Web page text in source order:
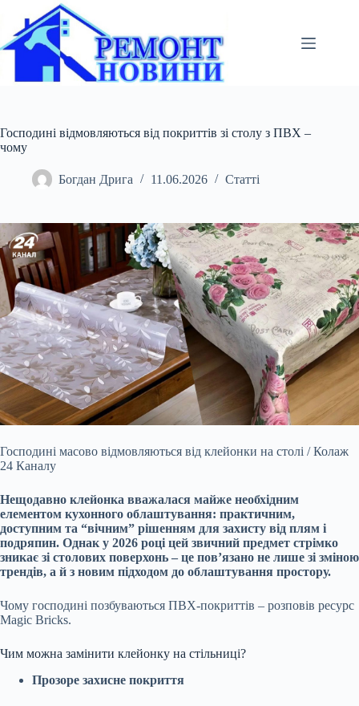
вмісту
Господині відмовляються від покриттів зі столу з ПВХ –
чому
Богдан Дрига 11.06.2026 Статті
Господині масово відмовляються від клейонки на столі / Колаж
24 Каналу
Нещодавно клейонка вважалася майже необхідним
елементом кухонного облаштування: практичним,
доступним та “вічним” рішенням для захисту від плям і
подряпин. Однак у 2026 році цей звичний предмет стрімко
зникає зі столових поверхонь – це пов’язано не лише зі зміною
трендів, а й з новим підходом до облаштування простору.
Чому господині позбуваються ПВХ-покриттів – розповів ресурс
Magic Bricks.
Чим можна замінити клейонку на стільниці?
Прозоре захисне покриття